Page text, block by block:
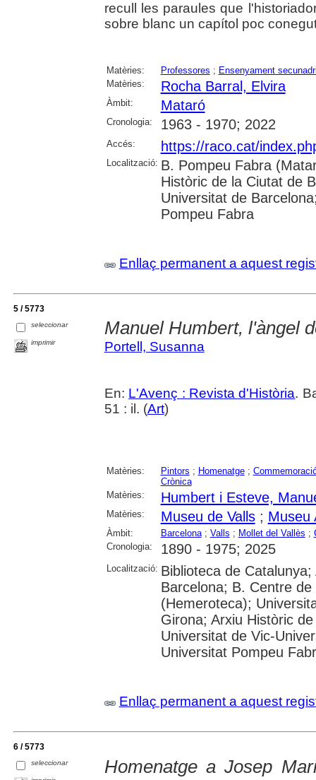
recull les paraules que
sobre blanc un capítol poc
Matèries: Professores ; Ensenyament
Matèries:
Rocha Barral, Elvira
Àmbit: Mataró
Cronologia: 1963 - 1970; 2022
Accés: https://raco.cat/
Localització: B. Pompeu Fabra
Històric de la Ciutat de
Universitat de
Pompeu Fabra
Enllaç permanent a aquest
5 / 5773
seleccionar
imprimir
Manuel Humbert, l'àngel
Portell, Susanna
En: L'Avenç : Revista d'Història.
51 : il. (Art)
Matèries: Pintors ; Homenatge;
Crònica
Matèries:
Humbert i Esteve,
Matèries: Museu de Valls; Museu
Àmbit: Barcelona; Valls ; Mollet del Vallès ;
Cronologia:
1890 - 1975; 2025
Localització: Biblioteca de
Barcelona; B. Centre
(Hemeroteca);
Girona; Arxiu Històric
Universitat de Vic-
Universitat Pompeu
Enllaç permanent a aquest
6 / 5773
seleccionar Homenatge a Josep